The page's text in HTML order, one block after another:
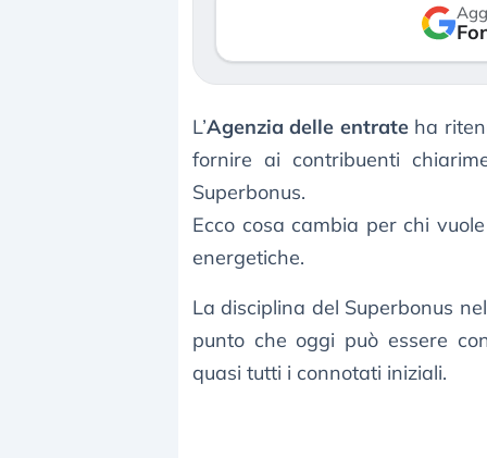
L’Agenzia delle entrateha
fornire ai contribuenti
Superbonus.
Ecco cosa cambia per chi
energetiche.
La disciplina del Superbonus
punto che oggi può essere
quasi tutti i connotati iniziali.